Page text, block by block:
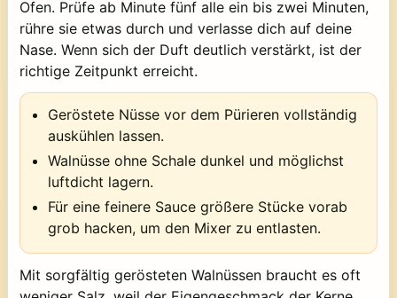
Ofen. Prüfe ab Minute fünf alle ein bis zwei Minuten,
rühre sie etwas durch und verlasse dich auf deine
Nase. Wenn sich der Duft deutlich verstärkt, ist der
richtige Zeitpunkt erreicht.
Geröstete Nüsse vor dem Pürieren vollständig
auskühlen lassen.
Walnüsse ohne Schale dunkel und möglichst
luftdicht lagern.
Für eine feinere Sauce größere Stücke vorab
grob hacken, um den Mixer zu entlasten.
Mit sorgfältig gerösteten Walnüssen braucht es oft